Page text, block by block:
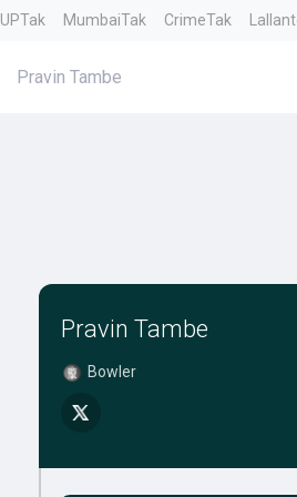
UPTak MumbaiTak CrimeTak
Pravin Tambe
Pravin Tambe
Bowler